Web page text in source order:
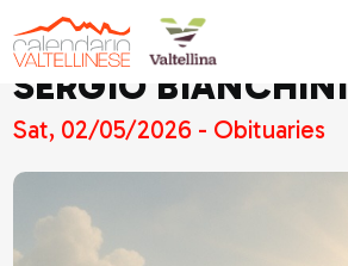
SERGIO BIANCHINI
Sat, 02/05/2026 - Obituaries